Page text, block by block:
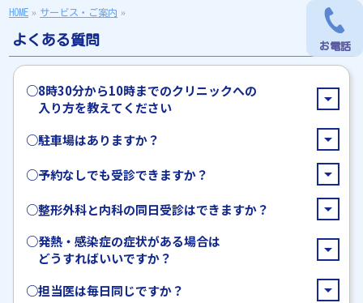
HOME » サービス・ご案内 »
よくある質問
○8時30分から10時までのクリニックへの
入り方を教えてください
arrow_drop_up
マインは10時に開店しますが、北側エレベーター横入
口・3階駐車場・4階駐車場からの入口は8:30よりご利用
いただけます。
○駐車場はありますか？ arrow_drop_up
はい。
○予約なしでも受診できますか？ arrow_drop_up
はい。
混雑状況によりお待ちいただく場合があります。
○整形外科と内科の同日受診はできますか？ arrow_drop_up
はい。
整形外科・内科ともに診療時間内であれば、同日に受診
可能です。
○発熱・感染症の症状がある場合は
どうすればいいですか？
arrow_drop_up
発熱・咳などの症状などがある方は予約を取らずに、事
○担当医は毎日同じですか？ arrow_drop_up
お電話
お電話